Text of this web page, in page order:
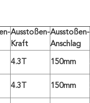
Ausstoßen-
Kraft
Ausstoßen-
Anschlag
4.3T 150mm
4.3T 150mm